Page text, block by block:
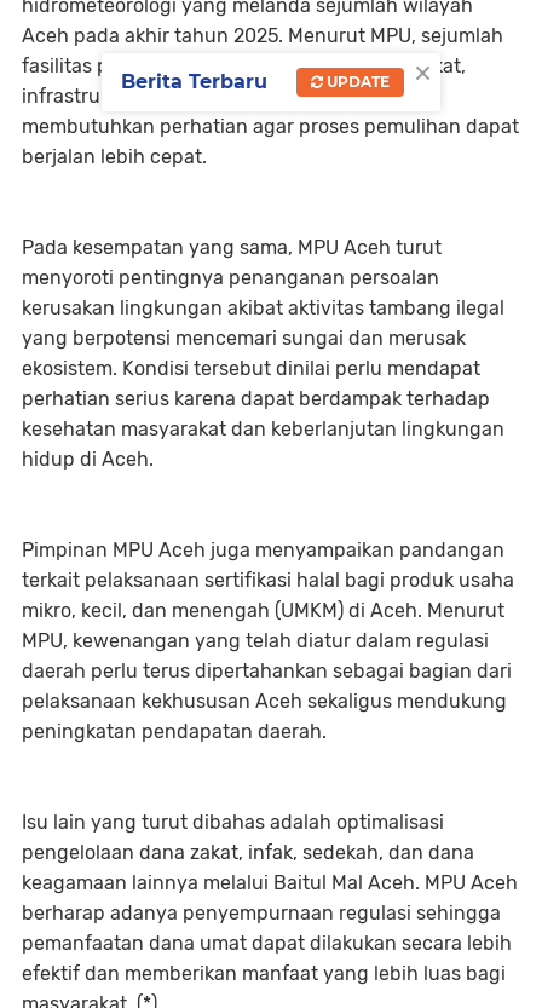
hidrometeorologi yang melanda sejumlah wilayah
Aceh pada akhir tahun 2025. Menurut MPU, sejumlah
fasilitas pendidikan, sarana ekonomi masyarakat,
infrastruktur publik, serta rumah warga masih
membutuhkan perhatian agar proses pemulihan dapat
berjalan lebih cepat.
‎Pada kesempatan yang sama, MPU Aceh turut
menyoroti pentingnya penanganan persoalan
kerusakan lingkungan akibat aktivitas tambang ilegal
yang berpotensi mencemari sungai dan merusak
ekosistem. Kondisi tersebut dinilai perlu mendapat
perhatian serius karena dapat berdampak terhadap
kesehatan masyarakat dan keberlanjutan lingkungan
hidup di Aceh.
‎Pimpinan MPU Aceh juga menyampaikan pandangan
terkait pelaksanaan sertifikasi halal bagi produk usaha
mikro, kecil, dan menengah (UMKM) di Aceh. Menurut
MPU, kewenangan yang telah diatur dalam regulasi
daerah perlu terus dipertahankan sebagai bagian dari
pelaksanaan kekhususan Aceh sekaligus mendukung
peningkatan pendapatan daerah.
‎Isu lain yang turut dibahas adalah optimalisasi
pengelolaan dana zakat, infak, sedekah, dan dana
keagamaan lainnya melalui Baitul Mal Aceh. MPU Aceh
berharap adanya penyempurnaan regulasi sehingga
pemanfaatan dana umat dapat dilakukan secara lebih
efektif dan memberikan manfaat yang lebih luas bagi
×
Berita Terbaru UPDATE